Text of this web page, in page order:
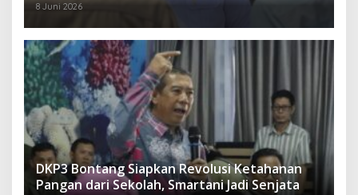
8 Juni 2026
DKP3 Bontang Siapkan Revolusi Ketahanan
Pangan dari Sekolah, Smartani Jadi Senjata